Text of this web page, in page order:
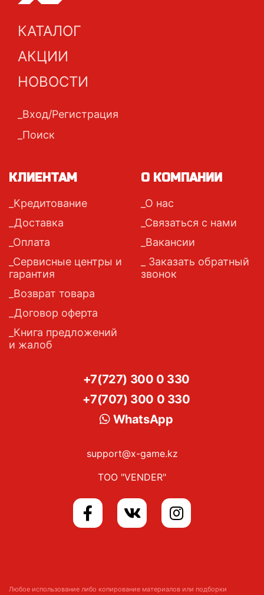
КАТАЛОГ
АКЦИИ
НОВОСТИ
Вход/Регистрация
Поиск
КЛИЕНТАМ
Кредитование
Доставка
Оплата
Сервисные центры и
гарантия
Возврат товара
Договор оферта
Книга предложений
и жалоб
О КОМПАНИИ
О нас
Связаться с нами
Вакансии
Заказать обратный
звонок
+7(727) 300 0 330
+7(707) 300 0 330
WhatsApp
support@x-game.kz
ТОО "VENDER"
Любое использование либо копирование материалов или подборки